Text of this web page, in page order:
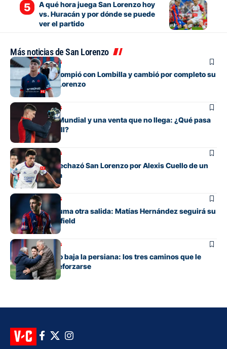
A qué hora juega San Lorenzo hoy
vs. Huracán y por dónde se puede
ver el partido
Más noticias de San Lorenzo
Mercado de pases
El juvenil que rompió con Lombilla y cambió por completo su
futuro en San Lorenzo
Mercado de pases
Entre su gran Mundial y una venta que no llega: ¿Qué pasa
con Orlando Gill?
Mercado de pases
La oferta que rechazó San Lorenzo por Alexis Cuello de un
club de España
Mercado de pases
San Lorenzo suma otra salida: Matías Hernández seguirá su
carrera en Banfield
Mercado de pases
San Lorenzo no baja la persiana: los tres caminos que le
quedan para reforzarse